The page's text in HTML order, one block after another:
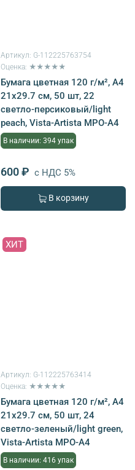
Артикул: G-112225763754
Оценка: ★★★★★
Бумага цветная 120 г/м², A4
21х29.7 см, 50 шт, 22
светло-персиковый/light
peach, Vista-Artista MPO-A4
В наличии: 394 упак
600 ₽ с НДС 5%
В корзину
ХИТ
Артикул: G-112225763414
Оценка: ★★★★★
Бумага цветная 120 г/м², A4
21х29.7 см, 50 шт, 24
светло-зеленый/light green,
Vista-Artista MPO-A4
В наличии: 416 упак